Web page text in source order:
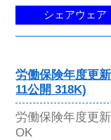
シェアウェア
労働保険年度更
11公開 318K)
労働保険年度更
OK